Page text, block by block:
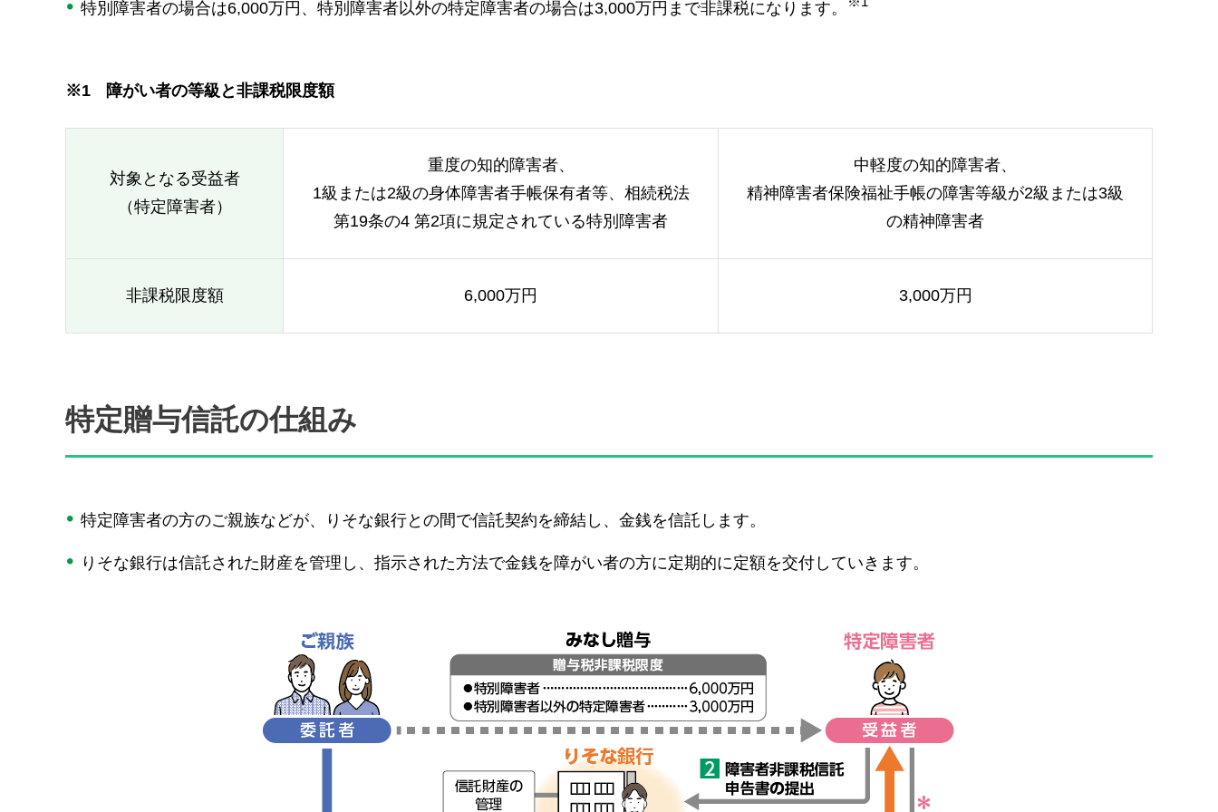
特別障害者の場合は6,000万円、特別障害者以外の特定障害者の場合は3,000万円まで非課税になります。
※1 障がい者の等級と非課税限度額
対象となる受益者
（特定障害者）
重度の知的障害者、
1級または2級の身体障害者手帳保有者等、相続税法
第19条の4 第2項に規定されている特別障害者
中軽度の知的障害者、
精神障害者保険福祉手帳の障害等級が2級または3級
の精神障害者
非課税限度額 6,000万円 3,000万円
特定贈与信託の仕組み
特定障害者の方のご親族などが、りそな銀行との間で信託契約を締結し、金銭を信託します。
りそな銀行は信託された財産を管理し、指示された方法で金銭を障がい者の方に定期的に定額を交付していきます。